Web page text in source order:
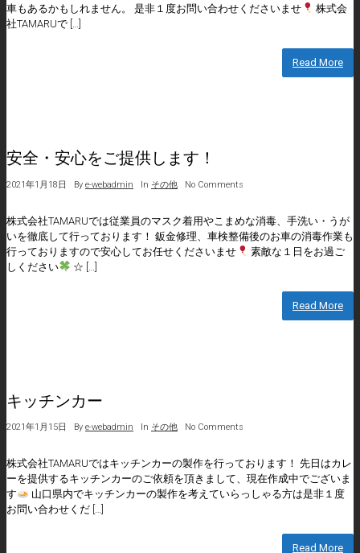
車もあるかもしれません。 是非１度お問い合わせくださいませ
株式会
社TAMARUで […]
Read More
安全・安心をご提供します！
2021年1月18日 By e-webadmin In その他 No Comments
株式会社TAMARUでは従業員のマスク着用やこまめな消毒、手洗い・うが
いを徹底して行っております！ 鈑金修理、車検整備後のお車の消毒作業も
行っておりますので安心してお任せくださいませ
素敵な１日をお過ご
しください
☆ […]
Read More
キッチンカー
2021年1月15日 By e-webadmin In その他 No Comments
株式会社TAMARUではキッチンカーの製作を行っております！ 先日はカレ
ーを提供するキッチンカーのご依頼を頂きまして、現在作成中でございま
す
山口県内でキッチンカーの製作を考えていらっしゃる方は是非１度
お問い合わせくだ […]
Read More